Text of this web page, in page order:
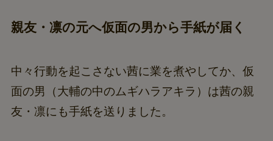
親友・凛の元へ仮面の男から手紙が届く
中々行動を起こさない茜に業を煮やしてか、仮
面の男（大輔の中のムギハラアキラ）は茜の親
友・凛にも手紙を送りました。